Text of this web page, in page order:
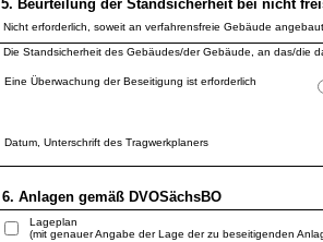
5. Beurteilung der Standsicherheit bei nicht
Die Standsicherheit des Gebäudes/der Gebäude, an das/die
Datum, Unterschrift des Tragwerkplaners
Nicht erforderlich, soweit an verfahrensfreie Gebäude
Eine Überwachung der Beseitigung ist erforderlich
6. Anlagen gemäß DVOSächsBO
Lageplan
(mit genauer Angabe der Lage der zu beseitigenden